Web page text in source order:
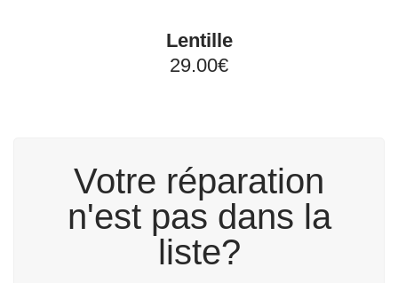
Lentille
29.00€
Votre réparation
n'est pas dans la
liste?